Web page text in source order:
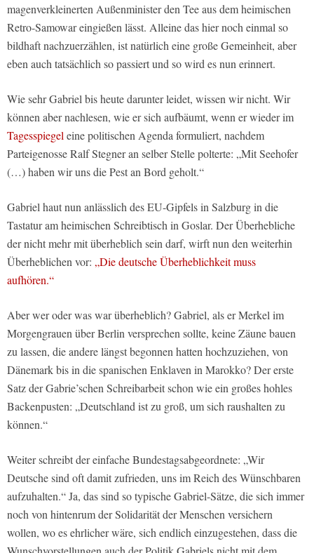
magenverkleinerten Außenminister den Tee aus dem heimischen
Retro-Samowar eingießen lässt. Alleine das hier noch einmal so
bildhaft nachzuerzählen, ist natürlich eine große Gemeinheit, aber
eben auch tatsächlich so passiert und so wird es nun erinnert.
Wie sehr Gabriel bis heute darunter leidet, wissen wir nicht. Wir
können aber nachlesen, wie er sich aufbäumt, wenn er wieder im
Tagesspiegel eine politischen Agenda formuliert, nachdem
Parteigenosse Ralf Stegner an selber Stelle polterte: „Mit Seehofer
(…) haben wir uns die Pest an Bord geholt.“
Gabriel haut nun anlässlich des EU-Gipfels in Salzburg in die
Tastatur am heimischen Schreibtisch in Goslar. Der Überhebliche
der nicht mehr mit überheblich sein darf, wirft nun den weiterhin
Überheblichen vor: „Die deutsche Überheblichkeit muss
aufhören.“
Aber wer oder was war überheblich? Gabriel, als er Merkel im
Morgengrauen über Berlin versprechen sollte, keine Zäune bauen
zu lassen, die andere längst begonnen hatten hochzuziehen, von
Dänemark bis in die spanischen Enklaven in Marokko? Der erste
Satz der Gabrie’schen Schreibarbeit schon wie ein großes hohles
Backenpusten: „Deutschland ist zu groß, um sich raushalten zu
können.“
Weiter schreibt der einfache Bundestagsabgeordnete: „Wir
Deutsche sind oft damit zufrieden, uns im Reich des Wünschbaren
aufzuhalten.“ Ja, das sind so typische Gabriel-Sätze, die sich immer
noch von hintenrum der Solidarität der Menschen versichern
wollen, wo es ehrlicher wäre, sich endlich einzugestehen, dass die